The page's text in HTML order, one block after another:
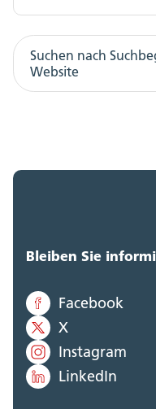
Suchen nach
Website
Bleiben Sie
Facebook
X
Instagram
LinkedIn